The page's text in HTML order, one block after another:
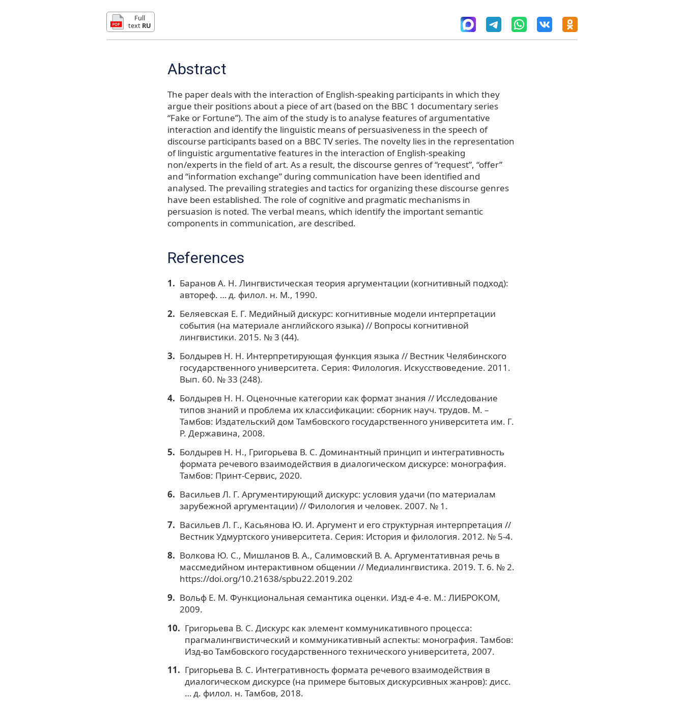
Full
text RU
Abstract
The paper deals with the interaction of English-speaking participants in which they
argue their positions about a piece of art (based on the BBC 1 documentary series
“Fake or Fortune”). The aim of the study is to analyse features of argumentative
interaction and identify the linguistic means of persuasiveness in the speech of
discourse participants based on a BBC TV series. The novelty lies in the representation
of linguistic argumentative features in the interaction of English-speaking
non/experts in the field of art. As a result, the discourse genres of “request”, “offer”
and “information exchange” during communication have been identified and
analysed. The prevailing strategies and tactics for organizing these discourse genres
have been established. The role of cognitive and pragmatic mechanisms in
persuasion is noted. The verbal means, which identify the important semantic
components in communication, are described.
References
Баранов А. Н. Лингвистическая теория аргументации (когнитивный подход):
автореф. … д. филол. н. М., 1990.
Беляевская Е. Г. Медийный дискурс: когнитивные модели интерпретации
события (на материале английского языка) // Вопросы когнитивной
лингвистики. 2015. № 3 (44).
Болдырев Н. Н. Интерпретирующая функция языка // Вестник Челябинского
государственного университета. Серия: Филология. Искусствоведение. 2011.
Вып. 60. № 33 (248).
Болдырев Н. Н. Оценочные категории как формат знания // Исследование
типов знаний и проблема их классификации: сборник науч. трудов. М. –
Тамбов: Издательский дом Тамбовского государственного университета им. Г.
Р. Державина, 2008.
Болдырев Н. Н., Григорьева В. С. Доминантный принцип и интегративность
формата речевого взаимодействия в диалогическом дискурсе: монография.
Тамбов: Принт-Сервис, 2020.
Васильев Л. Г. Аргументирующий дискурс: условия удачи (по материалам
зарубежной аргументации) // Филология и человек. 2007. № 1.
Васильев Л. Г., Касьянова Ю. И. Аргумент и его структурная интерпретация //
Вестник Удмуртского университета. Серия: История и филология. 2012. № 5-4.
Волкова Ю. С., Мишланов В. А., Салимовский В. А. Аргументативная речь в
массмедийном интерактивном общении // Медиалингвистика. 2019. Т. 6. № 2.
https://doi.org/10.21638/spbu22.2019.202
Вольф Е. М. Функциональная семантика оценки. Изд-е 4-е. М.: ЛИБРОКОМ,
2009.
Григорьева В. С. Дискурс как элемент коммуникативного процесса:
прагмалингвистический и коммуникативный аспекты: монография. Тамбов:
Изд-во Тамбовского государственного технического университета, 2007.
Григорьева В. С. Интегративность формата речевого взаимодействия в
диалогическом дискурсе (на примере бытовых дискурсивных жанров): дисс.
… д. филол. н. Тамбов, 2018.